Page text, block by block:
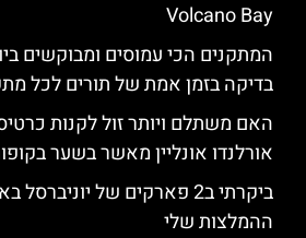
Volcano Bay
המתקנים הכי עמוסים ומבוקשים
בדיקה בזמן אמת של תורים לכל
האם משתלם ויותר זול לקנות
אורלנדו אונליין מאשר בשער
ביקרתי ב2 פארקים של
ההמלצות שלי